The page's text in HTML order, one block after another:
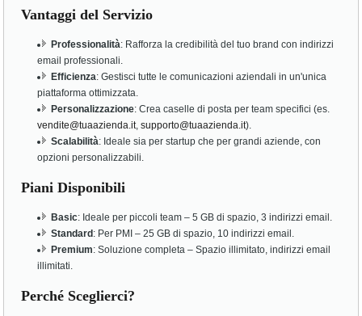
Vantaggi del Servizio
Professionalità: Rafforza la credibilità del tuo brand con indirizzi
email professionali.
Efficienza: Gestisci tutte le comunicazioni aziendali in un'unica
piattaforma ottimizzata.
Personalizzazione: Crea caselle di posta per team specifici (es.
vendite@tuaazienda.it,supporto@tuaazienda.it).
Scalabilità: Ideale sia per startup che per grandi aziende, con
opzioni personalizzabili.
Piani Disponibili
Basic: Ideale per piccoli team – 5 GB di spazio, 3 indirizzi email.
Standard: Per PMI – 25 GB di spazio, 10 indirizzi email.
Premium: Soluzione completa – Spazio illimitato, indirizzi email
illimitati.
Perché Sceglierci?